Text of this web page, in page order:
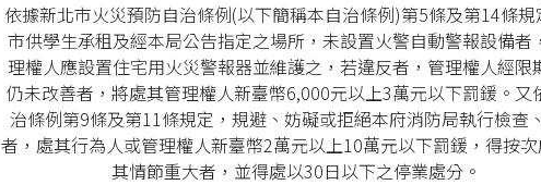
依據新北市火災預防自治條例(以下簡稱本自治條例)第5條及第14條規
市供學生承租及經本局公告指定之場所，未設置火警自動警報設備者
理權人應設置住宅用火災警報器並維護之，若違反者，管理權人經限
仍未改善者，將處其管理權人新臺幣6,000元以上3萬元以下罰鍰。又
治條例第9條及第11條規定，規避、妨礙或拒絕本府消防局執行檢查
者，處其行為人或管理權人新臺幣2萬元以上10萬元以下罰鍰，得按次
其情節重大者，並得處以30日以下之停業處分。